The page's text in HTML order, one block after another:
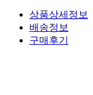
상품상세정보
배송정보
구매후기